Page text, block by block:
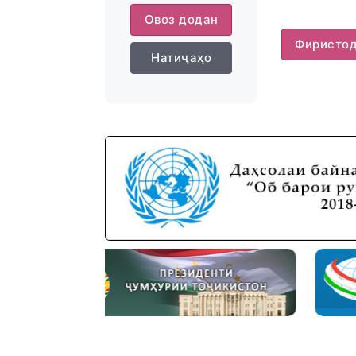
Овоз додан
Натиҷаҳо